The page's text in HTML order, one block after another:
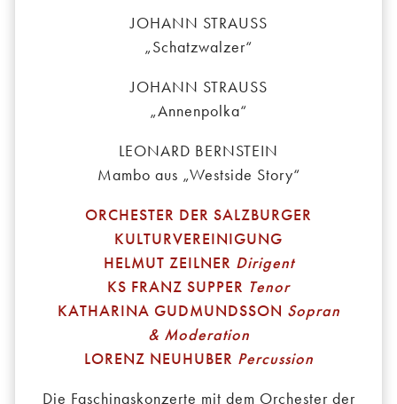
JOHANN STRAUSS
„Schatzwalzer“
JOHANN STRAUSS
„Annenpolka“
LEONARD BERNSTEIN
Mambo aus „Westside Story“
ORCHESTER DER SALZBURGER
KULTURVEREINIGUNG
HELMUT ZEILNER Dirigent
KS FRANZ SUPPER Tenor
KATHARINA GUDMUNDSSON Sopran
& Moderation
LORENZ NEUHUBER Percussion
Die Faschingskonzerte mit dem Orchester der